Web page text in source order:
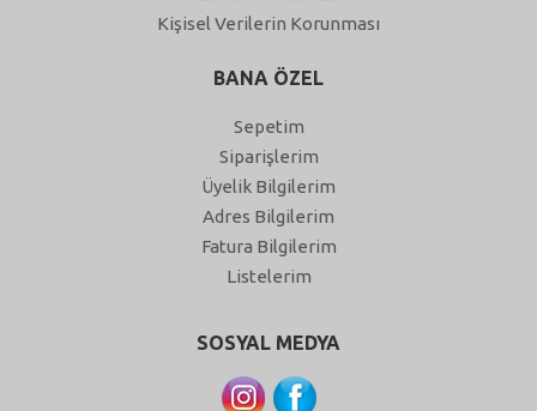
Kişisel Verilerin Korunması
BANA ÖZEL
Sepetim
Siparişlerim
Üyelik Bilgilerim
Adres Bilgilerim
Fatura Bilgilerim
Listelerim
SOSYAL MEDYA